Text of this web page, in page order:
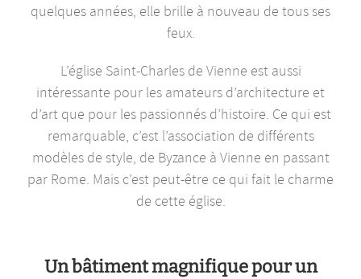
quelques années, elle brille à nouveau de tous ses
feux.
L’église Saint-Charles de Vienne est aussi
intéressante pour les amateurs d’architecture et
d’art que pour les passionnés d’histoire. Ce qui est
remarquable, c’est l’association de différents
modèles de style, de Byzance à Vienne en passant
par Rome. Mais c’est peut-être ce qui fait le charme
de cette église.
Un bâtiment magnifique pour un